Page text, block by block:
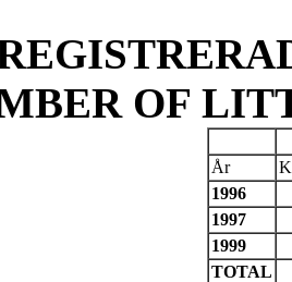
OF
År
1996
1997
1999
TOTAL